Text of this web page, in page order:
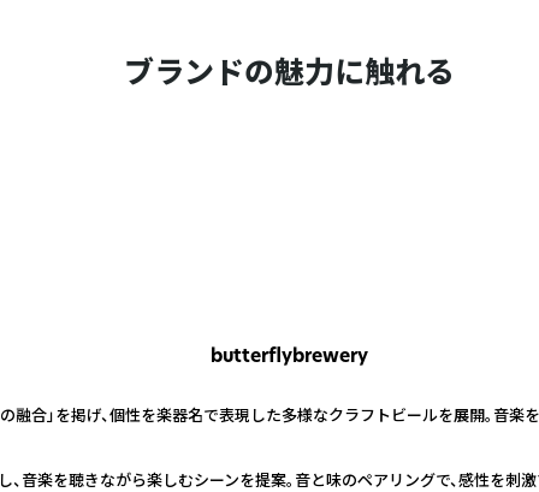
ブランドの魅力に触れる
butterflybrewery
融合」を掲げ、個性を楽器名で表現した多様なクラフトビールを展開。音
音楽を聴きながら楽しむシーンを提案。音と味のペアリングで、感性を刺